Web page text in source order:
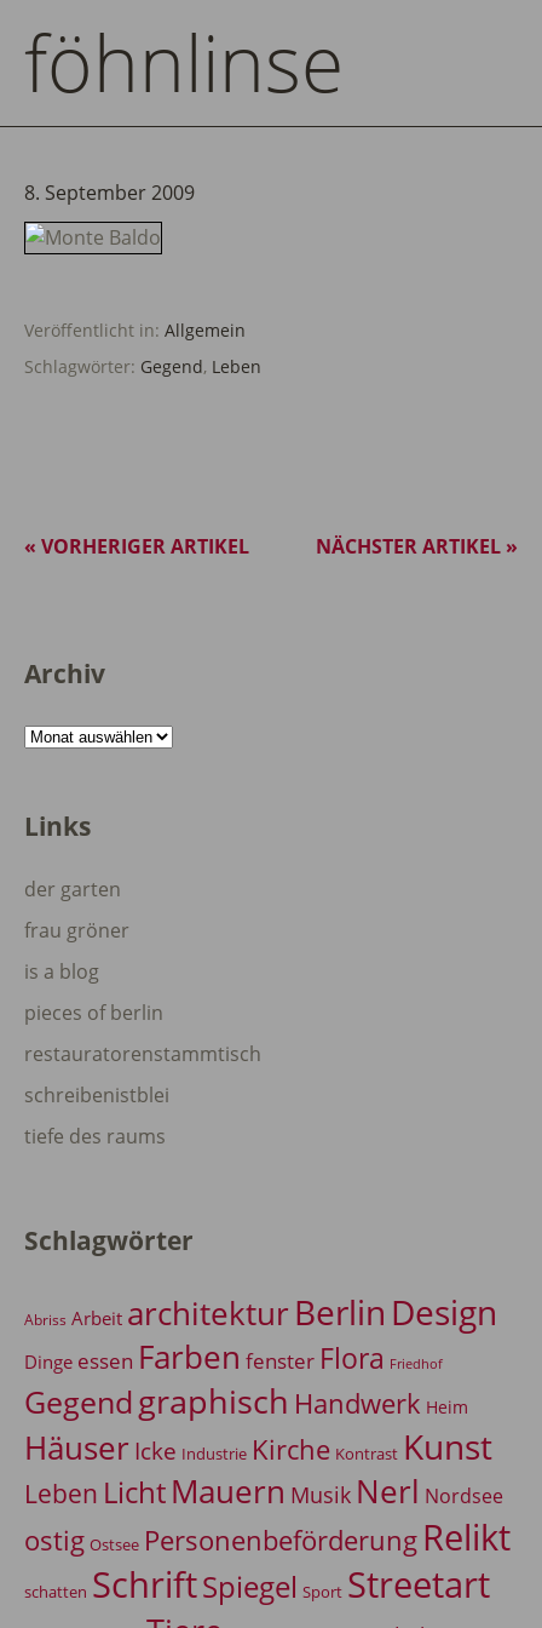
föhnlinse
8. September 2009
Veröffentlicht in: Allgemein
Schlagwörter: Gegend, Leben
NÄCHSTER ARTIKEL »
« VORHERIGER ARTIKEL
Archiv
Archiv
Links
der garten
frau gröner
is a blog
pieces of berlin
restauratorenstammtisch
schreibenistblei
tiefe des raums
Schlagwörter
Abriss Arbeit architekturBerlin Design
Dinge essen Farben fenster Flora Friedhof
Gegendgraphisch Handwerk Heim
Häuser Icke Industrie Kirche Kontrast Kunst
Leben LichtMauern Musik Nerl Nordsee
ostig Ostsee Personenbeförderung Relikt
schatten SchriftSpiegel Sport Streetart